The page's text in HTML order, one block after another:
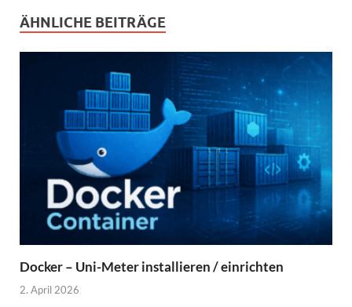
ÄHNLICHE BEITRÄGE
Docker – Uni-Meter installieren / einrichten
2. April 2026